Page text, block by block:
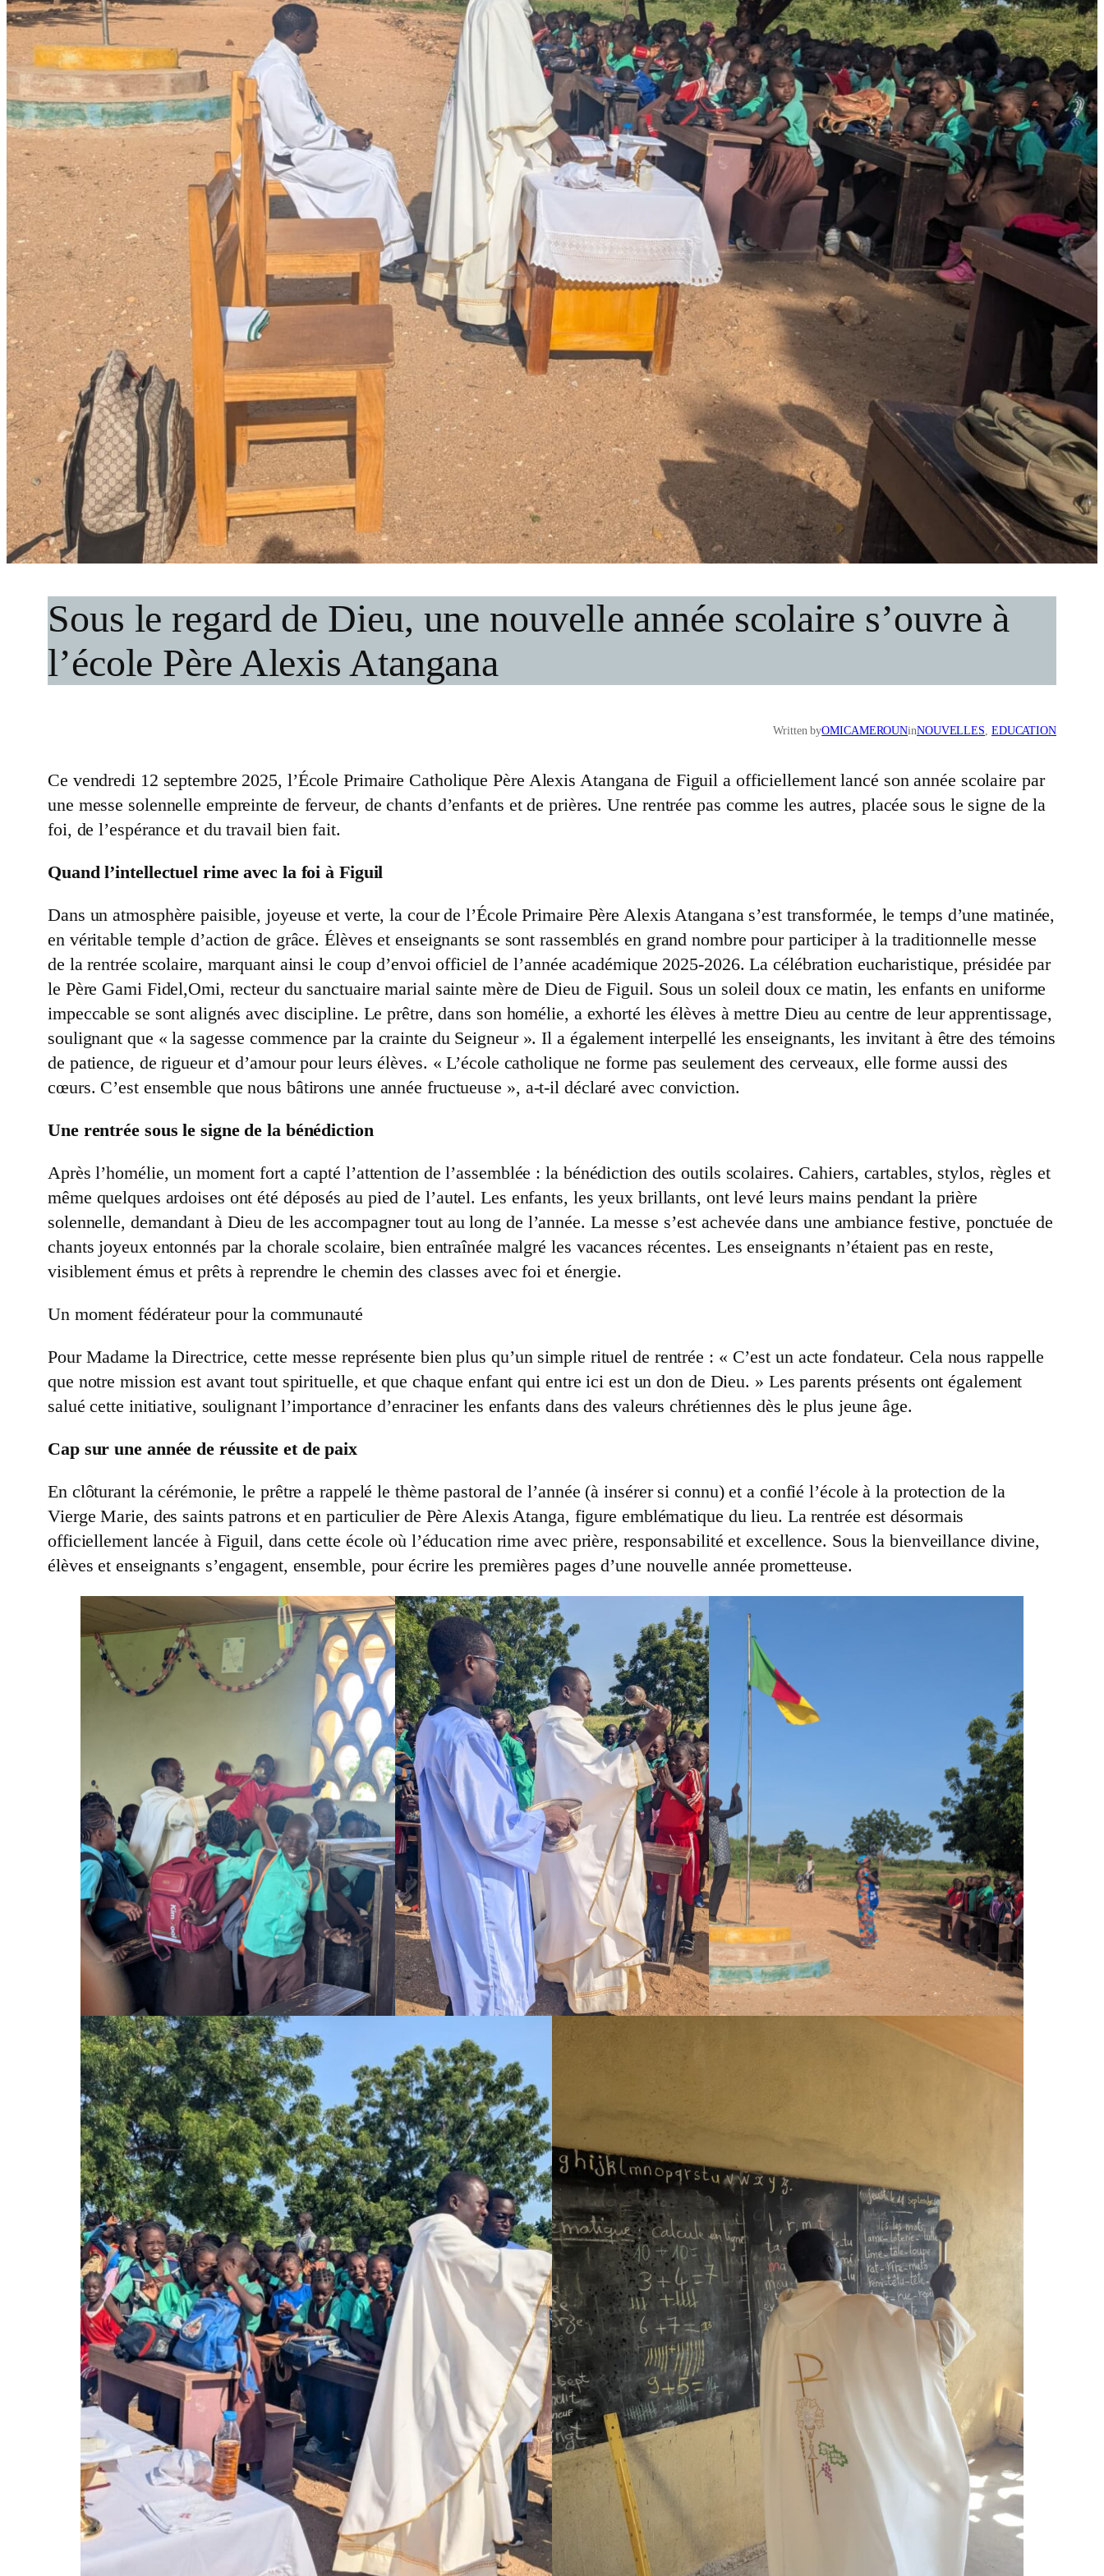
Sous le regard de Dieu, une nouvelle année scolaire s’ouvre à
l’école Père Alexis Atangana
Written byOMICAMEROUNinNOUVELLES, EDUCATION
Ce vendredi 12 septembre 2025, l’École Primaire Catholique Père Alexis Atangana de Figuil a officiellement lancé son année scolaire par
une messe solennelle empreinte de ferveur, de chants d’enfants et de prières. Une rentrée pas comme les autres, placée sous le signe de la
foi, de l’espérance et du travail bien fait.
Quand l’intellectuel rime avec la foi à Figuil
Dans un atmosphère paisible, joyeuse et verte, la cour de l’École Primaire Père Alexis Atangana s’est transformée, le temps d’une matinée,
en véritable temple d’action de grâce. Élèves et enseignants se sont rassemblés en grand nombre pour participer à la traditionnelle messe
de la rentrée scolaire, marquant ainsi le coup d’envoi officiel de l’année académique 2025-2026. La célébration eucharistique, présidée par
le Père Gami Fidel,Omi, recteur du sanctuaire marial sainte mère de Dieu de Figuil. Sous un soleil doux ce matin, les enfants en uniforme
impeccable se sont alignés avec discipline. Le prêtre, dans son homélie, a exhorté les élèves à mettre Dieu au centre de leur apprentissage,
soulignant que « la sagesse commence par la crainte du Seigneur ». Il a également interpellé les enseignants, les invitant à être des témoins
de patience, de rigueur et d’amour pour leurs élèves. « L’école catholique ne forme pas seulement des cerveaux, elle forme aussi des
cœurs. C’est ensemble que nous bâtirons une année fructueuse », a-t-il déclaré avec conviction.
Une rentrée sous le signe de la bénédiction
Après l’homélie, un moment fort a capté l’attention de l’assemblée : la bénédiction des outils scolaires. Cahiers, cartables, stylos, règles et
même quelques ardoises ont été déposés au pied de l’autel. Les enfants, les yeux brillants, ont levé leurs mains pendant la prière
solennelle, demandant à Dieu de les accompagner tout au long de l’année. La messe s’est achevée dans une ambiance festive, ponctuée de
chants joyeux entonnés par la chorale scolaire, bien entraînée malgré les vacances récentes. Les enseignants n’étaient pas en reste,
visiblement émus et prêts à reprendre le chemin des classes avec foi et énergie.
Un moment fédérateur pour la communauté
Pour Madame la Directrice, cette messe représente bien plus qu’un simple rituel de rentrée : « C’est un acte fondateur. Cela nous rappelle
que notre mission est avant tout spirituelle, et que chaque enfant qui entre ici est un don de Dieu. » Les parents présents ont également
salué cette initiative, soulignant l’importance d’enraciner les enfants dans des valeurs chrétiennes dès le plus jeune âge.
Cap sur une année de réussite et de paix
En clôturant la cérémonie, le prêtre a rappelé le thème pastoral de l’année (à insérer si connu) et a confié l’école à la protection de la
Vierge Marie, des saints patrons et en particulier de Père Alexis Atanga, figure emblématique du lieu. La rentrée est désormais
officiellement lancée à Figuil, dans cette école où l’éducation rime avec prière, responsabilité et excellence. Sous la bienveillance divine,
élèves et enseignants s’engagent, ensemble, pour écrire les premières pages d’une nouvelle année prometteuse.